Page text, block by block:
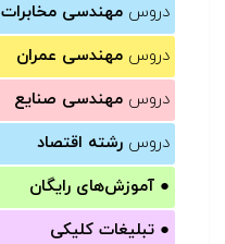
دروس مهندسی مخابرات
دروس مهندسی عمران
دروس مهندسی صنایع
دروس رشته اقتصاد
● آموزش‌های رایگان
● تبلیغات کلیکی